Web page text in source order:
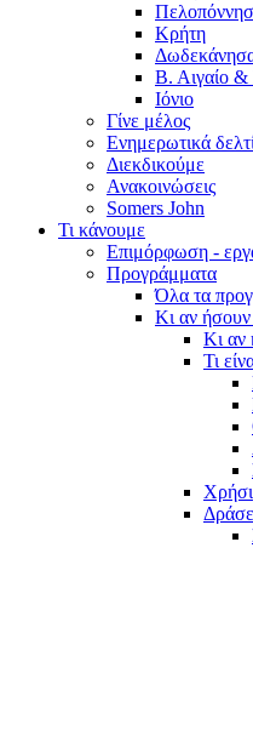
Κρήτη
Β. Αιγαίο
Ιόνιο
Γίνε μέλος
Ενημερωτικά
Διεκδικούμε
Ανακοινώσεις
Somers John
Τι κάνουμε
Επιμόρφωση -
Προγράμματα
Όλα τα
Κι αν
Κι αν
Τι